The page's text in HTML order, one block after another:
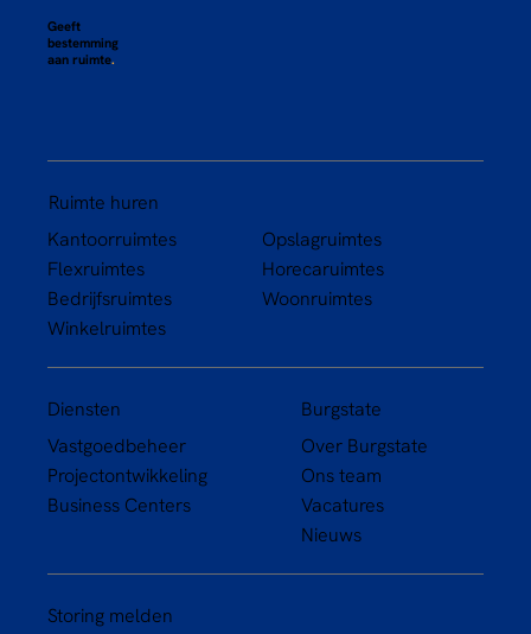
Geeft
bestemming
aan ruimte.
Ruimte huren
Kantoorruimtes
Flexruimtes
Bedrijfsruimtes
Winkelruimtes
Opslagruimtes
Horecaruimtes
Woonruimtes
Diensten
Vastgoedbeheer
Projectontwikkeling
Business Centers
Burgstate
Over Burgstate
Ons team
Vacatures
Nieuws
Storing melden